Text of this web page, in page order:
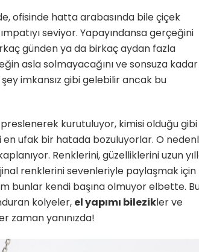
ofisinde hatta arabasında bile çiçek
seviyor. Yapayındansa gerçeğini
günden ya da birkaç aydan fazla
asla solmayacağını ve sonsuza kadar
imkansız gibi gelebilir ancak bu
kurutuluyor, kimisi olduğu gibi
en ufak bir hatada bozuluyorlar. O
Renklerini, güzelliklerini uzun
renklerini sevenleriyle paylaşmak için
bunlar kendi başına olmuyor elbette.
kolyeler, el yapımı bilezikler ve
zaman yanınızda!